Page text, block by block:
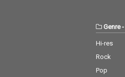
Genre-
Hi-res
Rock
Pop